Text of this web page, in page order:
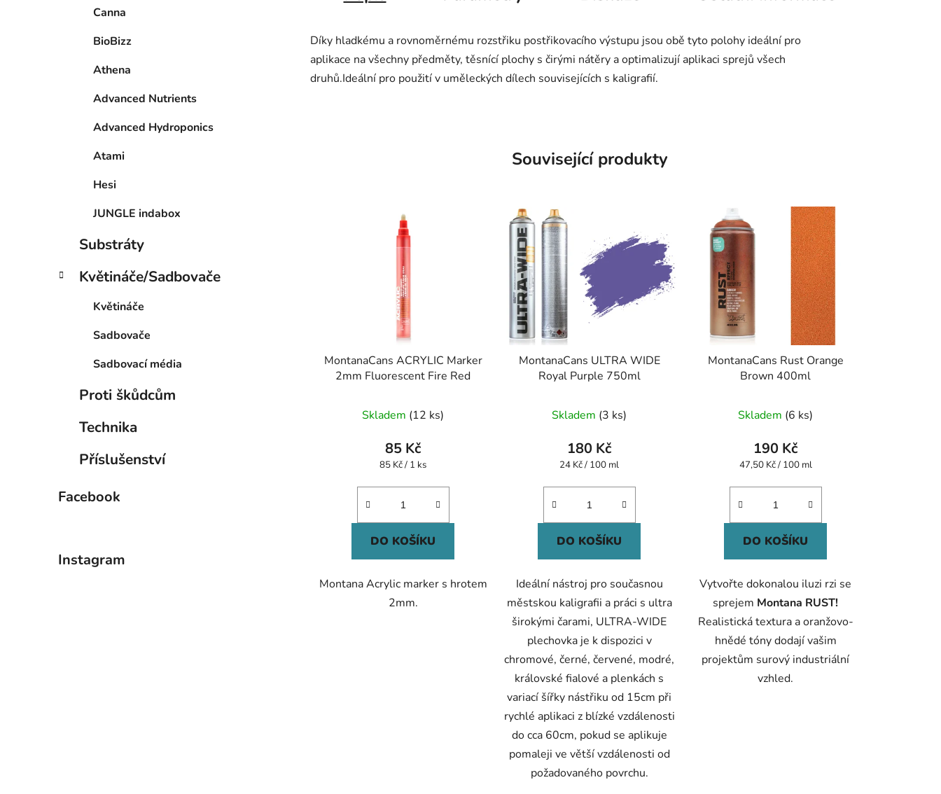
Canna
BioBizz
Athena
Advanced Nutrients
Advanced Hydroponics
Atami
Hesi
JUNGLE indabox
Substráty
Květináče/Sadbovače
Květináče
Sadbovače
Sadbovací média
Proti škůdcům
Technika
Příslušenství
Facebook
Instagram
Díky hladkému a rovnoměrnému rozstřiku postřikovacího výstupu jsou obě tyto polohy ideální pro
aplikace na všechny předměty, těsnící plochy s čirými nátěry a optimalizují aplikaci sprejů všech
druhů.Ideální pro použití v uměleckých dílech souvisejících s kaligrafií.
Související produkty
MontanaCans ACRYLIC Marker
2mm Fluorescent Fire Red
Skladem (12 ks)
85 Kč
Měrná
85 Kč / 1 ks
DO KOŠÍKU
Montana Acrylic marker s hrotem
2mm.
MontanaCans ULTRA WIDE
Royal Purple 750ml
hodnocení
produktu
je
z
hvězdiček.
Skladem (3 ks)
180 Kč
Měrná
24 Kč / 100 ml
DO KOŠÍKU
Ideální nástroj pro současnou
městskou kaligrafii a práci s ultra
širokými čarami, ULTRA-WIDE
plechovka je k dispozici v
chromové, černé, červené, modré,
královské fialové a plenkách s
variací šířky nástřiku od 15cm při
rychlé aplikaci z blízké vzdálenosti
do cca 60cm, pokud se aplikuje
pomaleji ve větší vzdálenosti od
požadovaného povrchu.
MontanaCans Rust Orange
Brown 400ml
hodnocení
produktu
je
z
hvězdiček.
Skladem (6 ks)
190 Kč
Měrná
47,50 Kč / 100 ml
DO KOŠÍKU
Vytvořte dokonalou iluzi rzi se
sprejem Montana RUST!
Realistická textura a oranžovo-
hnědé tóny dodají vašim
projektům surový industriální
vzhled.